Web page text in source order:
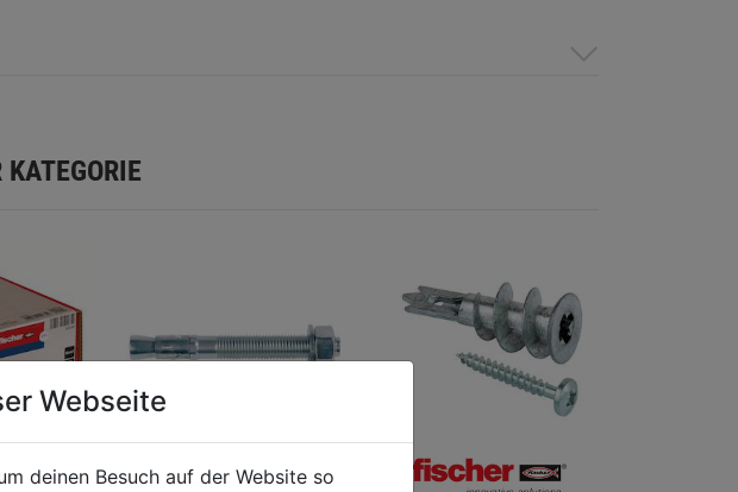
Webseite
deinen Besuch auf der Website so